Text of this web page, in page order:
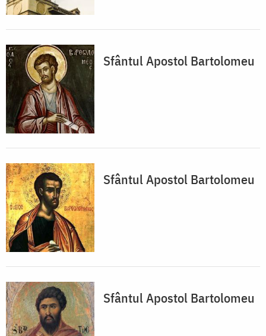
Sfântul Apostol Bartolomeu
Sfântul Apostol Bartolomeu
Sfântul Apostol Bartolomeu